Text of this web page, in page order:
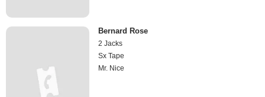
Bernard Rose
2 Jacks
Sx Tape
Mr. Nice